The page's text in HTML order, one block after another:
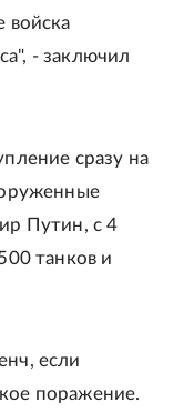
войска
- заключил
сразу на
Путин, с 4
танков и
если
поражение.